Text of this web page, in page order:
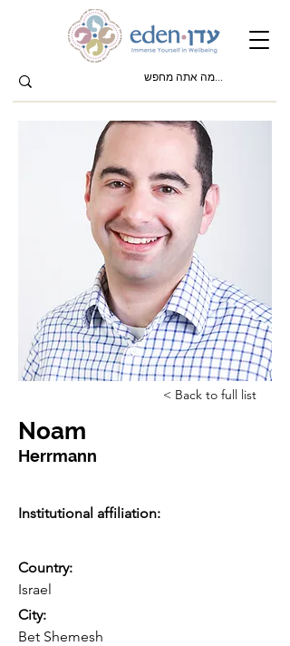
< Back to full list
Noam
Herrmann
Institutional affiliation:
Country:
Israel
City:
Bet Shemesh